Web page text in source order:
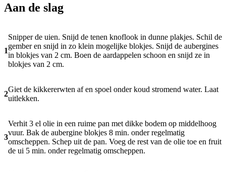
Aan de slag
1
Snipper de uien. Snijd de tenen knoflook in dunne plakjes. Schil de
gember en snijd in zo klein mogelijke blokjes. Snijd de aubergines
in blokjes van 2 cm. Boen de aardappelen schoon en snijd ze in
blokjes van 2 cm.
2
Giet de kikkererwten af en spoel onder koud stromend water. Laat
uitlekken.
3
Verhit 3 el olie in een ruime pan met dikke bodem op middelhoog
vuur. Bak de aubergine blokjes 8 min. onder regelmatig
omscheppen. Schep uit de pan. Voeg de rest van de olie toe en fruit
de ui 5 min. onder regelmatig omscheppen.